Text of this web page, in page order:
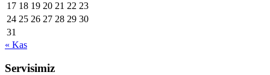
17 18 19 20 21 22 23
24 25 26 27 28 29 30
31
« Kas
Servisimiz